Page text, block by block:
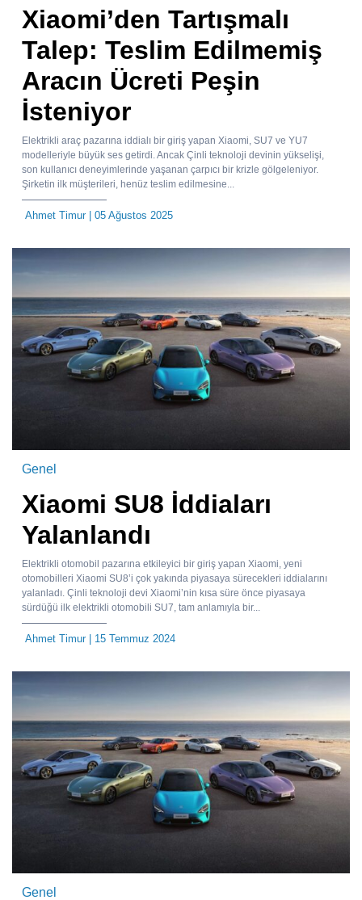
Xiaomi’den Tartışmalı
Talep: Teslim Edilmemiş
Aracın Ücreti Peşin
İsteniyor
Elektrikli araç pazarına iddialı bir giriş yapan Xiaomi, SU7 ve YU7
modelleriyle büyük ses getirdi. Ancak Çinli teknoloji devinin yükselişi,
son kullanıcı deneyimlerinde yaşanan çarpıcı bir krizle gölgeleniyor.
Şirketin ilk müşterileri, henüz teslim edilmesine...
Ahmet Timur| 05 Ağustos 2025
Genel
Xiaomi SU8 İddiaları
Yalanlandı
Elektrikli otomobil pazarına etkileyici bir giriş yapan Xiaomi, yeni
otomobilleri Xiaomi SU8’i çok yakında piyasaya sürecekleri iddialarını
yalanladı. Çinli teknoloji devi Xiaomi’nin kısa süre önce piyasaya
sürdüğü ilk elektrikli otomobili SU7, tam anlamıyla bir...
Ahmet Timur| 15 Temmuz 2024
Genel